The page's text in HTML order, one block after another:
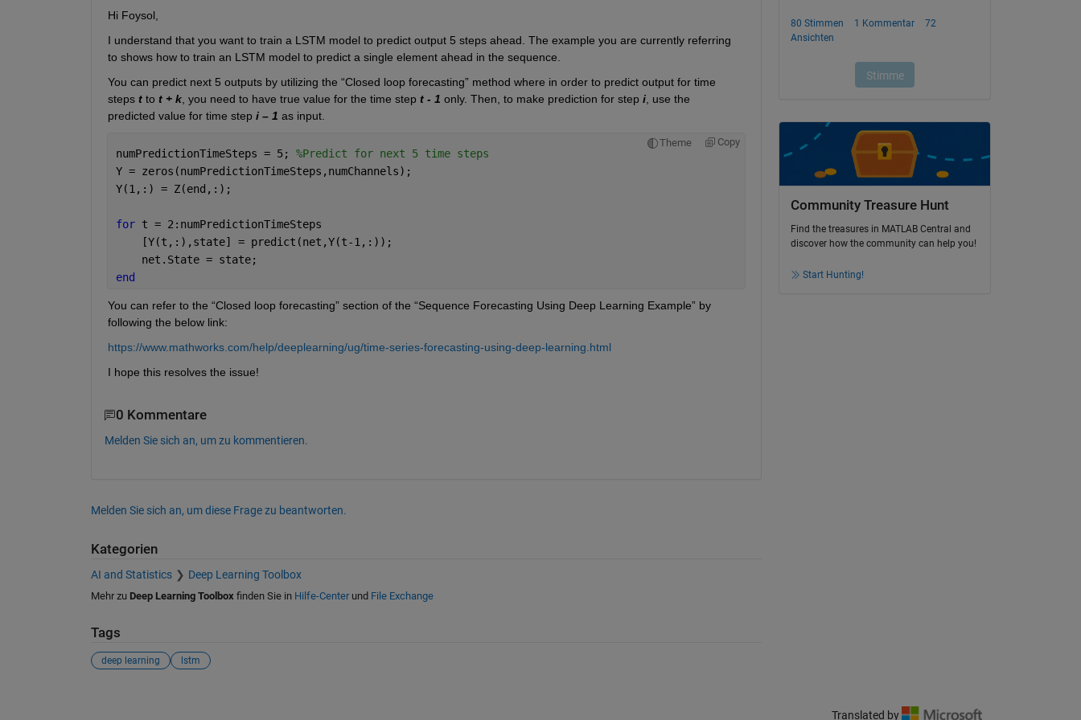
Hi Foysol,
I understand that you want to train a LSTM model to predict output 5 steps ahead. The example you are currently referring
to shows how to train an LSTM model to predict a single element ahead in the sequence.
You can predict next 5 outputs by utilizing the “Closed loop forecasting” method where in order to predict output for time
steps t to t + k, you need to have true value for the time step t - 1 only. Then, to make prediction for step i, use the
predicted value for time step i – 1 as input.
Theme Copy
numPredictionTimeSteps = 5; %Predict for next 5 time steps
Y = zeros(numPredictionTimeSteps,numChannels);
Y(1,:) = Z(end,:);
for t = 2:numPredictionTimeSteps
    [Y(t,:),state] = predict(net,Y(t-1,:));
    net.State = state;
end
You can refer to the “Closed loop forecasting” section of the “Sequence Forecasting Using Deep Learning Example” by
following the below link:
https://www.mathworks.com/help/deeplearning/ug/time-series-forecasting-using-deep-learning.html
I hope this resolves the issue!
0 Kommentare
Melden Sie sich an, um zu kommentieren.
Melden Sie sich an, um diese Frage zu beantworten.
Kategorien
AI and Statistics Deep Learning Toolbox
Mehr zu Deep Learning Toolboxfinden Sie in Hilfe-Centerund File Exchange
Tags
deep learning lstm
Community Treasure Hunt
Find the treasures in MATLAB Central and
discover how the community can help you!
Start Hunting!
Translated by